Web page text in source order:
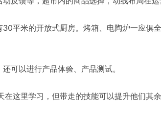
平米的开放式厨房。烤箱、电陶炉一应俱
可以进行产品体验、产品测试。
在这里学习，但带走的技能可以提升他们其